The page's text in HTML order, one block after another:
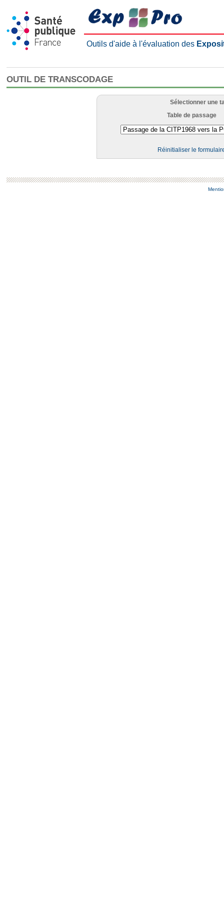
Outils d'aide à l'évaluation des
OUTIL DE TRANSCODAGE
Sélectionner une
Table de passage
Réinitialiser le